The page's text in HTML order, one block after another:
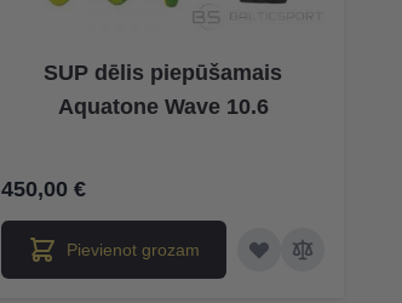
SUP dēlis piepūšamais
Aquatone Wave 10.6
450,00 €
Pievienot grozam